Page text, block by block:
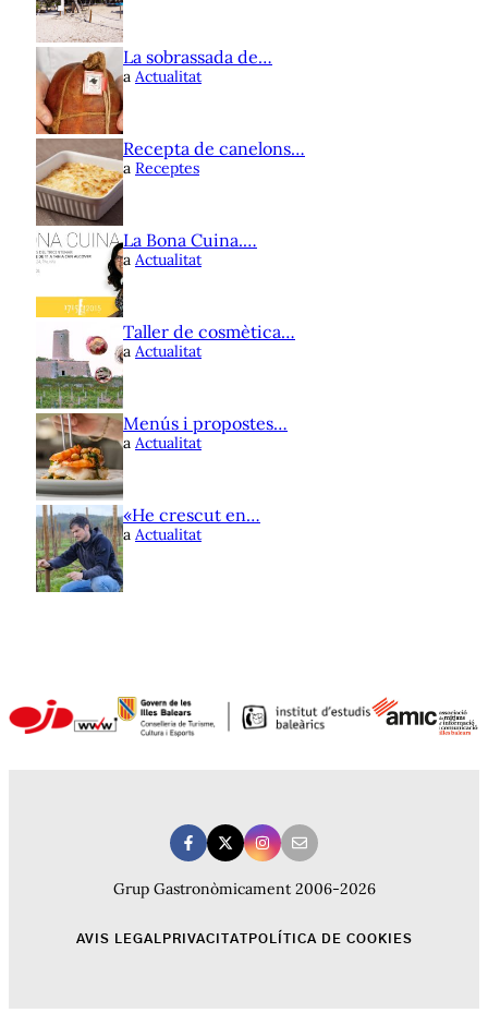
La sobrassada de…
a Actualitat
Recepta de canelons…
a Receptes
La Bona Cuina.…
a Actualitat
Taller de cosmètica…
a Actualitat
Menús i propostes…
a Actualitat
«He crescut en…
a Actualitat
Grup Gastronòmicament 2006-2026
AVIS LEGAL PRIVACITAT POLÍTICA DE COOKIES